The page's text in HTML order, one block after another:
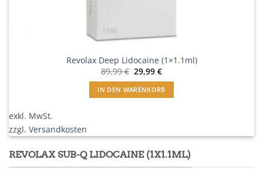
Revolax Deep Lidocaine (1×1.1ml)
89,99€ Ursprünglicher
Preis
war:
89,99 €
29,99€Aktueller
Preis
ist:
29,99 €.
IN DEN WARENKORB
exkl. MwSt.
zzgl. Versandkosten
REVOLAX SUB-Q LIDOCAINE (1X1.1ML)